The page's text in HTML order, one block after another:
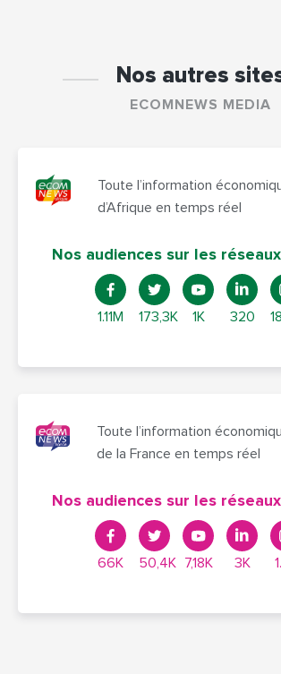
Nos autres
ECOMNEWS MEDIA
Toute l’information
d’Afrique en temps réel
Nos audiences sur les
1.11M 173,3K 1K 320
Toute l’information
de la France en temps réel
Nos audiences sur les
66K 50,4K 7,18K 3K